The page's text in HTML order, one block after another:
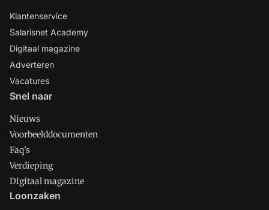
Klantenservice
Salarisnet Academy
Digitaal magazine
Adverteren
Vacatures
Snel naar
Nieuws
Voorbeelddocumenten
Faq's
Verdieping
Digitaal magazine
Loonzaken